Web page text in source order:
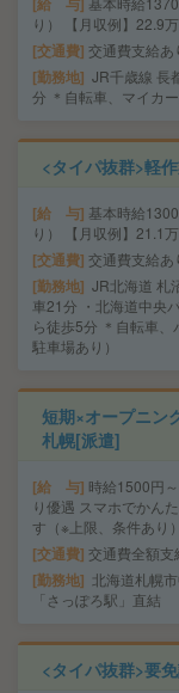
り） 【月収例】22.9
交通費 交通費支給あ
勤務地 JR千歳線 長
分 ＊自転車、マイカ
<タイパ抜群>軽
給 与 基本時給
り） 【月収例】21.1
交通費 交通費支給あ
勤務地 JR北海道 札
車21分 ・北海道中央
ら徒歩5分 ＊自転車
駐車場あり）
短期×オープニ
札幌[派遣]
給 与 時給1500円
り優遇 スマホでかん
す（※上限、条件あり）
交通費 交通費全額支
勤務地
北海道札幌
「さっぽろ駅」直結
<タイパ抜群>要